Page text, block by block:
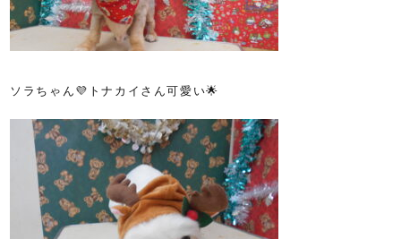
ソラちゃん💜トナカイさん可愛い🌟